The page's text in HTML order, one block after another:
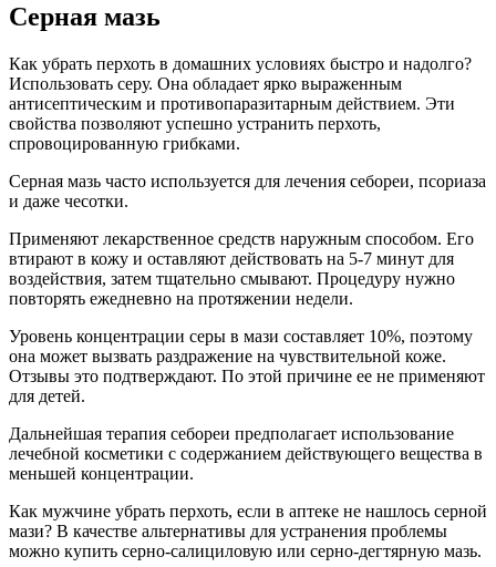
Серная мазь
Как убрать перхоть в домашних условиях быстро и надолго?
Использовать серу. Она обладает ярко выраженным
антисептическим и противопаразитарным действием. Эти
свойства позволяют успешно устранить перхоть,
спровоцированную грибками.
Серная мазь часто используется для лечения себореи, псориаза
и даже чесотки.
Применяют лекарственное средств наружным способом. Его
втирают в кожу и оставляют действовать на 5-7 минут для
воздействия, затем тщательно смывают. Процедуру нужно
повторять ежедневно на протяжении недели.
Уровень концентрации серы в мази составляет 10%, поэтому
она может вызвать раздражение на чувствительной коже.
Отзывы это подтверждают. По этой причине ее не применяют
для детей.
Дальнейшая терапия себореи предполагает использование
лечебной косметики с содержанием действующего вещества в
меньшей концентрации.
Как мужчине убрать перхоть, если в аптеке не нашлось серной
мази? В качестве альтернативы для устранения проблемы
можно купить серно-салициловую или серно-дегтярную мазь.